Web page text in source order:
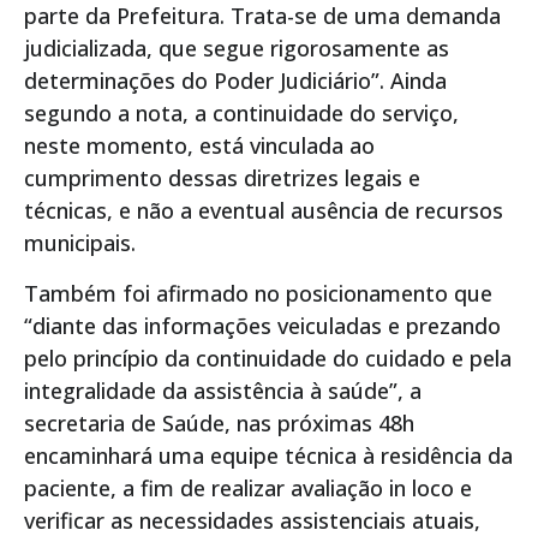
parte da Prefeitura. Trata-se de uma demanda
judicializada, que segue rigorosamente as
determinações do Poder Judiciário”. Ainda
segundo a nota, a continuidade do serviço,
neste momento, está vinculada ao
cumprimento dessas diretrizes legais e
técnicas, e não a eventual ausência de recursos
municipais.
Também foi afirmado no posicionamento que
“diante das informações veiculadas e prezando
pelo princípio da continuidade do cuidado e pela
integralidade da assistência à saúde”, a
secretaria de Saúde, nas próximas 48h
encaminhará uma equipe técnica à residência da
paciente, a fim de realizar avaliação in loco e
verificar as necessidades assistenciais atuais,